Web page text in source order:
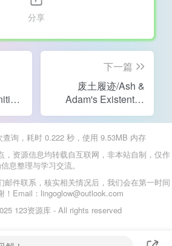
分享
下一篇
废土履迹/Ash &
Adam's Existential
Treads
询，耗时 0.222 秒，使用 9.53MB 内存
，资源信息均转载自互联网，非本站自制，仅作
息整理与学习交流。
邮件联系，核实相关情况后，我们会在第一时间
！Email：lingoglow@outlook.com
123资源库 - All rights reserved